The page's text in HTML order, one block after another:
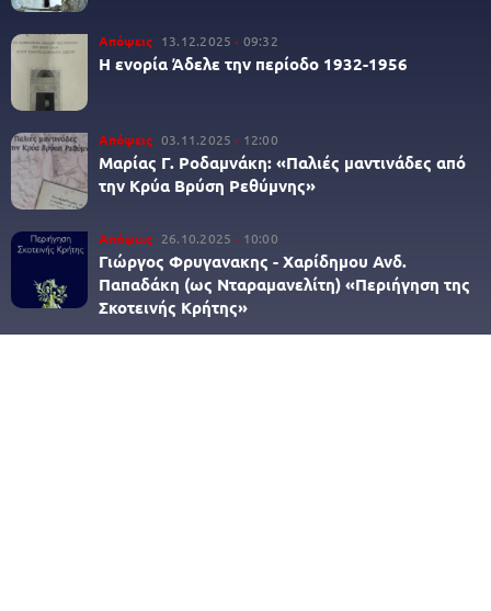
Απόψεις 13.12.2025 09:32
Η ενορία Άδελε την περίοδο 1932-1956
Απόψεις 03.11.2025 12:00
Μαρίας Γ. Ροδαμνάκη: «Παλιές μαντινάδες από
την Κρύα Βρύση Ρεθύμνης»
Απόψεις 26.10.2025 10:00
Γιώργος Φρυγανακης - Χαρίδημου Ανδ.
Παπαδάκη (ως Νταραμανελίτη) «Περιήγηση της
Σκοτεινής Κρήτης»